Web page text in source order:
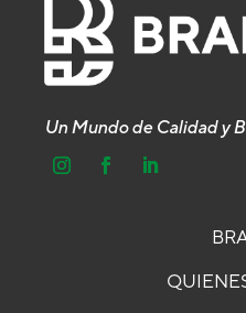
Un Mundo de Calidad y